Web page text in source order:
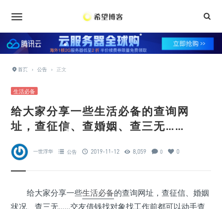
首页 › 公告 › 正文
生活必备
给大家分享一些生活必备的查询网
址，查征信、查婚姻、查三无……
一世浮华 公告 2019-11-12 8,059 0 0
给大家分享一些生活必备的查询网址，查征信、婚姻
状况、查三无……交友借钱找对象找工作前都可以动手查
•
•
•
•